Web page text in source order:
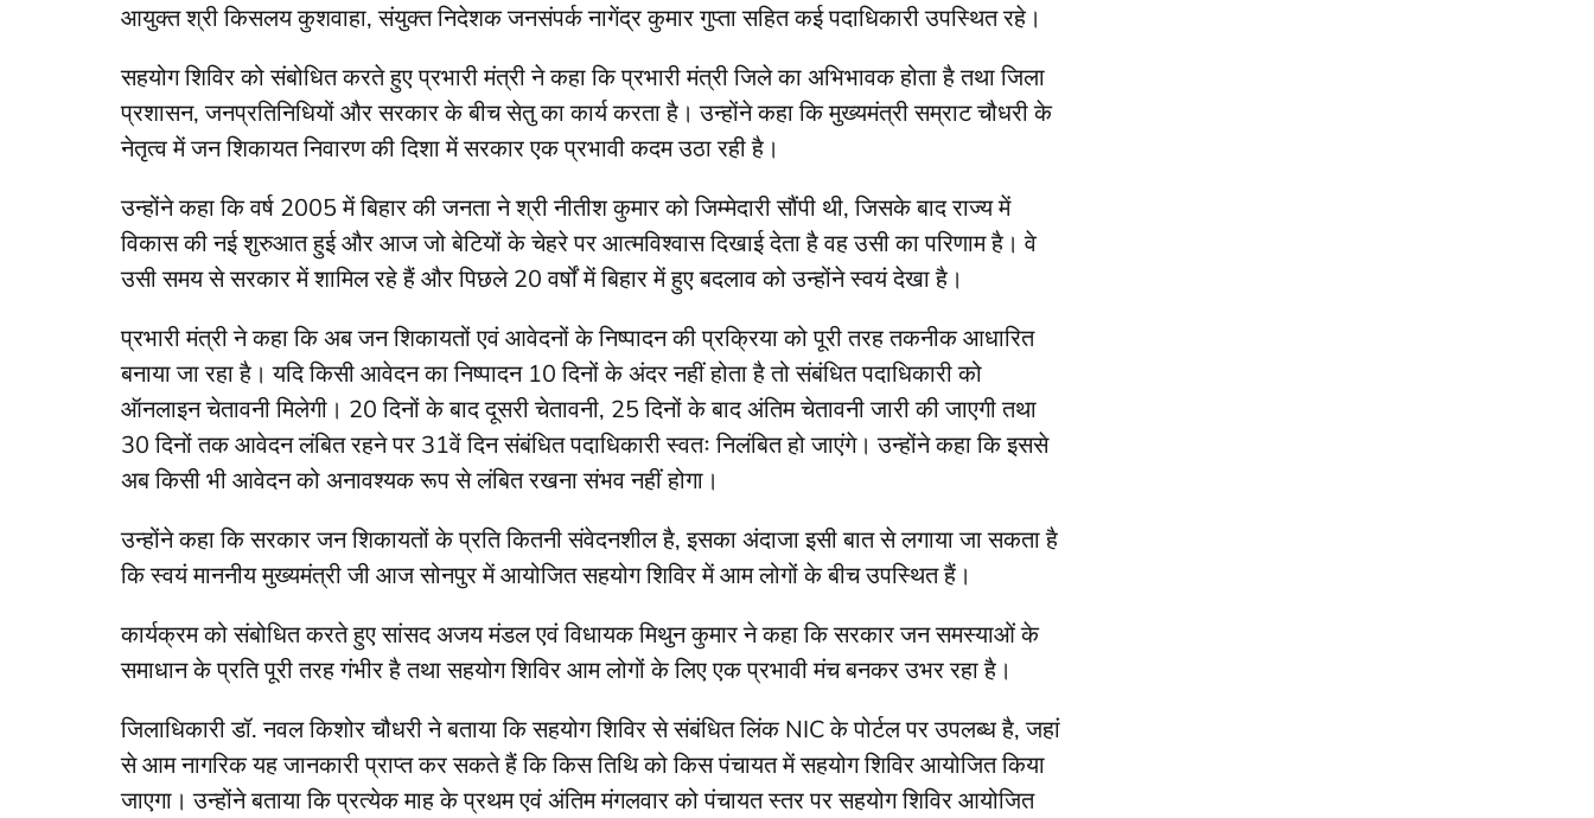
आयुक्त श्री किसलय कुशवाहा, संयुक्त निदेशक जनसंपर्क नागेंद्र कुमार गुप्ता सहित कई पदाधिकारी उपस्थित रहे।
सहयोग शिविर को संबोधित करते हुए प्रभारी मंत्री ने कहा कि प्रभारी मंत्री जिले का अभिभावक होता है तथा जिला
प्रशासन, जनप्रतिनिधियों और सरकार के बीच सेतु का कार्य करता है। उन्होंने कहा कि मुख्यमंत्री सम्राट चौधरी के
नेतृत्व में जन शिकायत निवारण की दिशा में सरकार एक प्रभावी कदम उठा रही है।
उन्होंने कहा कि वर्ष 2005 में बिहार की जनता ने श्री नीतीश कुमार को जिम्मेदारी सौंपी थी, जिसके बाद राज्य में
विकास की नई शुरुआत हुई और आज जो बेटियों के चेहरे पर आत्मविश्वास दिखाई देता है वह उसी का परिणाम है। वे
उसी समय से सरकार में शामिल रहे हैं और पिछले 20 वर्षों में बिहार में हुए बदलाव को उन्होंने स्वयं देखा है।
प्रभारी मंत्री ने कहा कि अब जन शिकायतों एवं आवेदनों के निष्पादन की प्रक्रिया को पूरी तरह तकनीक आधारित
बनाया जा रहा है। यदि किसी आवेदन का निष्पादन 10 दिनों के अंदर नहीं होता है तो संबंधित पदाधिकारी को
ऑनलाइन चेतावनी मिलेगी। 20 दिनों के बाद दूसरी चेतावनी, 25 दिनों के बाद अंतिम चेतावनी जारी की जाएगी तथा
30 दिनों तक आवेदन लंबित रहने पर 31वें दिन संबंधित पदाधिकारी स्वतः निलंबित हो जाएंगे। उन्होंने कहा कि इससे
अब किसी भी आवेदन को अनावश्यक रूप से लंबित रखना संभव नहीं होगा।
उन्होंने कहा कि सरकार जन शिकायतों के प्रति कितनी संवेदनशील है, इसका अंदाजा इसी बात से लगाया जा सकता है
कि स्वयं माननीय मुख्यमंत्री जी आज सोनपुर में आयोजित सहयोग शिविर में आम लोगों के बीच उपस्थित हैं।
कार्यक्रम को संबोधित करते हुए सांसद अजय मंडल एवं विधायक मिथुन कुमार ने कहा कि सरकार जन समस्याओं के
समाधान के प्रति पूरी तरह गंभीर है तथा सहयोग शिविर आम लोगों के लिए एक प्रभावी मंच बनकर उभर रहा है।
जिलाधिकारी डॉ. नवल किशोर चौधरी ने बताया कि सहयोग शिविर से संबंधित लिंक NIC के पोर्टल पर उपलब्ध है, जहां
से आम नागरिक यह जानकारी प्राप्त कर सकते हैं कि किस तिथि को किस पंचायत में सहयोग शिविर आयोजित किया
जाएगा। उन्होंने बताया कि प्रत्येक माह के प्रथम एवं अंतिम मंगलवार को पंचायत स्तर पर सहयोग शिविर आयोजित